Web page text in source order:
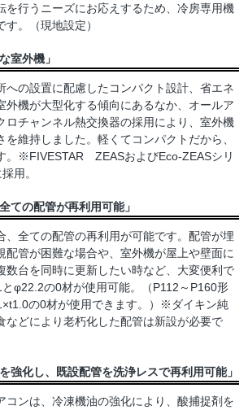
を行うニーズにお応えするため、冷房専用機
。（現地設定）
室外機」
への設置に配慮したコンパクト設計、省エネ
外機が大型化する傾向にあるなか、オールア
ロチャンネル熱交換器の採用により、室外機
維持しました。軽くてコンパクトだから、
。※FIVESTAR ZEASおよびEco-ZEASシリ
用。
ての配管が再利用可能」
、全ての配管の再利用が可能です。配管が埋
配管が困難な場合や、室外機が屋上や壁面に
数台を同時に更新したい時など、大変便利で
φ22.2の0材が使用可能。（P112～P160形
の0材が使用できます。）※ダイキン純
などにより老朽化した配管は新設が必要で
強化し、既設配管を洗浄レスで再利用可能」
コンは、冷凍機油の強化により、酸捕捉剤を